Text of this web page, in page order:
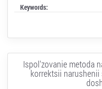
Keywords:
Ispol'zovanie metoda
korrektsii